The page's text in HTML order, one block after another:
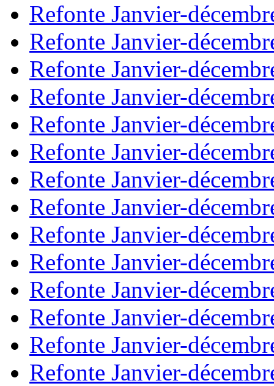
Refonte Janvier-
Refonte Janvier-
Refonte Janvier-
Refonte Janvier-
Refonte Janvier-
Refonte Janvier-
Refonte Janvier-
Refonte Janvier-
Refonte Janvier-
Refonte Janvier-
Refonte Janvier-
Refonte Janvier-
Refonte Janvier-
Refonte Janvier-